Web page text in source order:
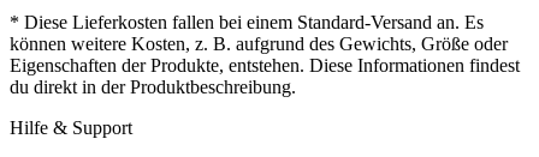
* Diese Lieferkosten fallen bei einem Standard-Versand an. Es
können weitere Kosten, z. B. aufgrund des Gewichts, Größe oder
Eigenschaften der Produkte, entstehen. Diese Informationen findest
du direkt in der Produktbeschreibung.
Hilfe & Support